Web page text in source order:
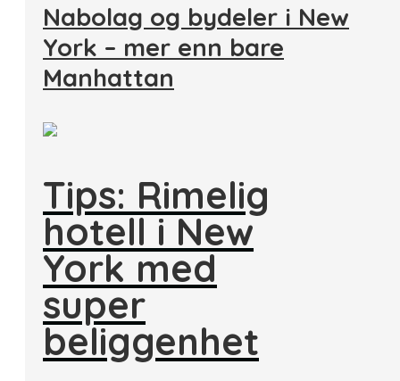
Nabolag og bydeler i New
York – mer enn bare
Manhattan
Tips: Rimelig
hotell i New
York med
super
beliggenhet